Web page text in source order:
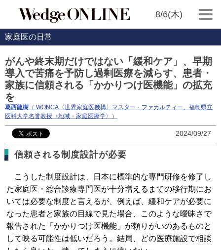
8/6(木)
家庭医の日常
がんや終末期だけではない「緩和ケア」、早期
導入で苦痛を予防し過剰医療を減らす、患者・
家族に信頼される「かかりつけ医機能」の拡充
を
葛西龍樹 （ WONCA〈世界家庭医機構〉マスター・ファカルティー、福島県立
医科大学名誉教授〈地域・家庭医療学〉）
2024/09/27
信頼される制度設計が必要
こうした制度設計は、日本に標準的な専門研修を修了し
た家庭医・総合診療専門医が十分増えるまでの移行期にお
いては必要な制度と言えるが、例えば、緩和ケアが必要に
なった患者と家族の目線で見た場合、このような曖昧さで
報告された「かかりつけ医機能」が頼りがいのあるものと
して映る可能性は低いだろう。結局、どの医療施設で相談